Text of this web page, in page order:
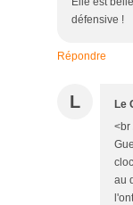
défensive !
Répondre
L Le
<br
au